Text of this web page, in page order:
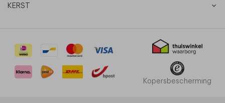
KERST
Kopersbescherming